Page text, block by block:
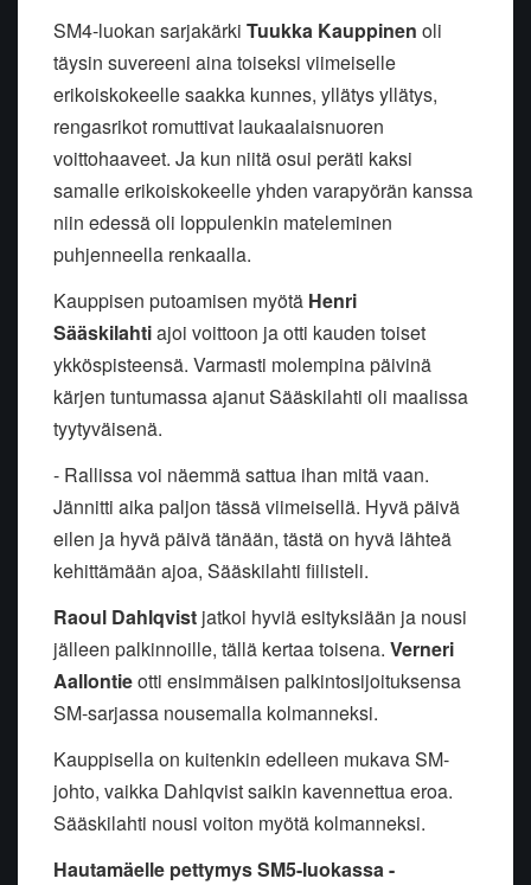
SM4-luokan sarjakärki Tuukka Kauppinen oli
täysin suvereeni aina toiseksi viimeiselle
erikoiskokeelle saakka kunnes, yllätys yllätys,
rengasrikot romuttivat laukaalaisnuoren
voittohaaveet. Ja kun niitä osui peräti kaksi
samalle erikoiskokeelle yhden varapyörän kanssa
niin edessä oli loppulenkin mateleminen
puhjenneella renkaalla.
Kauppisen putoamisen myötä Henri
Sääskilahtiajoi voittoon ja otti kauden toiset
ykköspisteensä. Varmasti molempina päivinä
kärjen tuntumassa ajanut Sääskilahti oli maalissa
tyytyväisenä.
- Rallissa voi näemmä sattua ihan mitä vaan.
Jännitti aika paljon tässä viimeisellä. Hyvä päivä
eilen ja hyvä päivä tänään, tästä on hyvä lähteä
kehittämään ajoa, Sääskilahti fiilisteli.
Raoul Dahlqvist jatkoi hyviä esityksiään ja nousi
jälleen palkinnoille, tällä kertaa toisena. Verneri
Aallontieotti ensimmäisen palkintosijoituksensa
SM-sarjassa nousemalla kolmanneksi.
Kauppisella on kuitenkin edelleen mukava SM-
johto, vaikka Dahlqvist saikin kavennettua eroa.
Sääskilahti nousi voiton myötä kolmanneksi.
Hautamäelle pettymys SM5-luokassa -